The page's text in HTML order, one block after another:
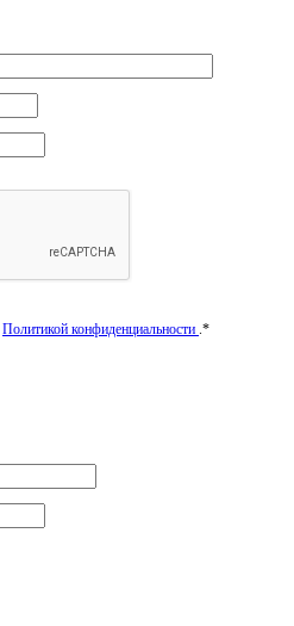
Политикой конфиденциальности .*